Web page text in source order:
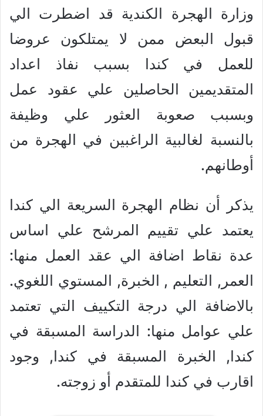
وزارة الهجرة الكندية قد اضطرت الي
قبول البعض ممن لا يمتلكون عروضا
للعمل في كندا بسبب نفاذ اعداد
المتقديمين الحاصلين علي عقود عمل
وبسبب صعوبة العثور علي وظيفة
بالنسبة لغالبية الراغبين في الهجرة من
أوطانهم.
يذكر أن نظام الهجرة السريعة الي كندا
يعتمد علي تقييم المرشح علي اساس
عدة نقاط اضافة الي عقد العمل منها:
العمر, التعليم , الخبرة, المستوي اللغوي.
بالاضافة الي درجة التكييف التي تعتمد
علي عوامل منها: الدراسة المسبقة في
كندا, الخبرة المسبقة في كندا, وجود
اقارب في كندا للمتقدم أو زوجته.